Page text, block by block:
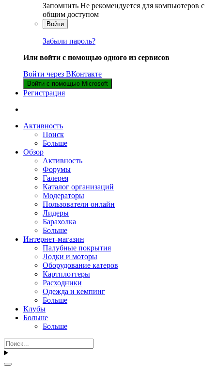
Запомнить Не рекомендуется для компьютеров с
общим доступом
Войти
Забыли пароль?
Или войти с помощью одного из сервисов
Войти через ВКонтакте
Войти с помощью Microsoft
Регистрация
Активность
Поиск
Больше
Обзор
Активность
Форумы
Галерея
Каталог организаций
Модераторы
Пользователи онлайн
Лидеры
Барахолка
Больше
Интернет-магазин
Палубные покрытия
Лодки и моторы
Оборудование катеров
Картплоттеры
Расходники
Одежда и кемпинг
Больше
Клубы
Больше
Больше